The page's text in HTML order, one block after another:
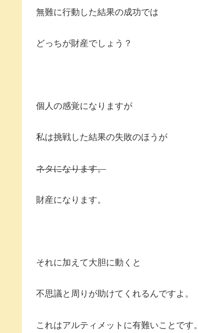
無難に行動した結果の成功では
どっちが財産でしょう？
個人の感覚になりますが
私は挑戦した結果の失敗のほうが
ネタになります。
財産になります。
それに加えて大胆に動くと
不思議と周りが助けてくれるんですよ。
これはアルティメットに有難いことです。